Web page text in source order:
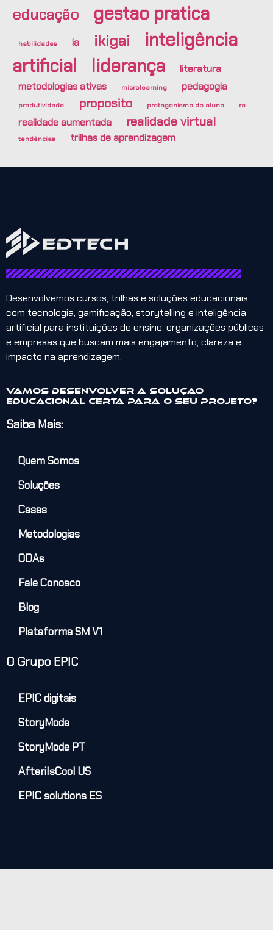
educação
gestao pratica
habilidades ia ikigai
inteligência
artificial
liderança
literatura
metodologias ativas
microlearning pedagogia
produtividade proposito protagonismo do aluno ra
realidade aumentada realidade virtual
tendências trilhas de aprendizagem
Desenvolvemos cursos, trilhas e soluções educacionais
com tecnologia, gamificação, storytelling e inteligência
artificial para instituições de ensino, organizações públicas
e empresas que buscam mais engajamento, clareza e
impacto na aprendizagem.
Vamos desenvolver a solução
educacional certa para o seu projeto?
Saiba Mais:
Quem Somos
Soluções
Cases
Metodologias
ODAs
Fale Conosco
Blog
Plataforma SM V1
O Grupo EPIC
EPIC digitais
StoryMode
StoryMode PT
AfteriIsCool US
EPIC solutions ES